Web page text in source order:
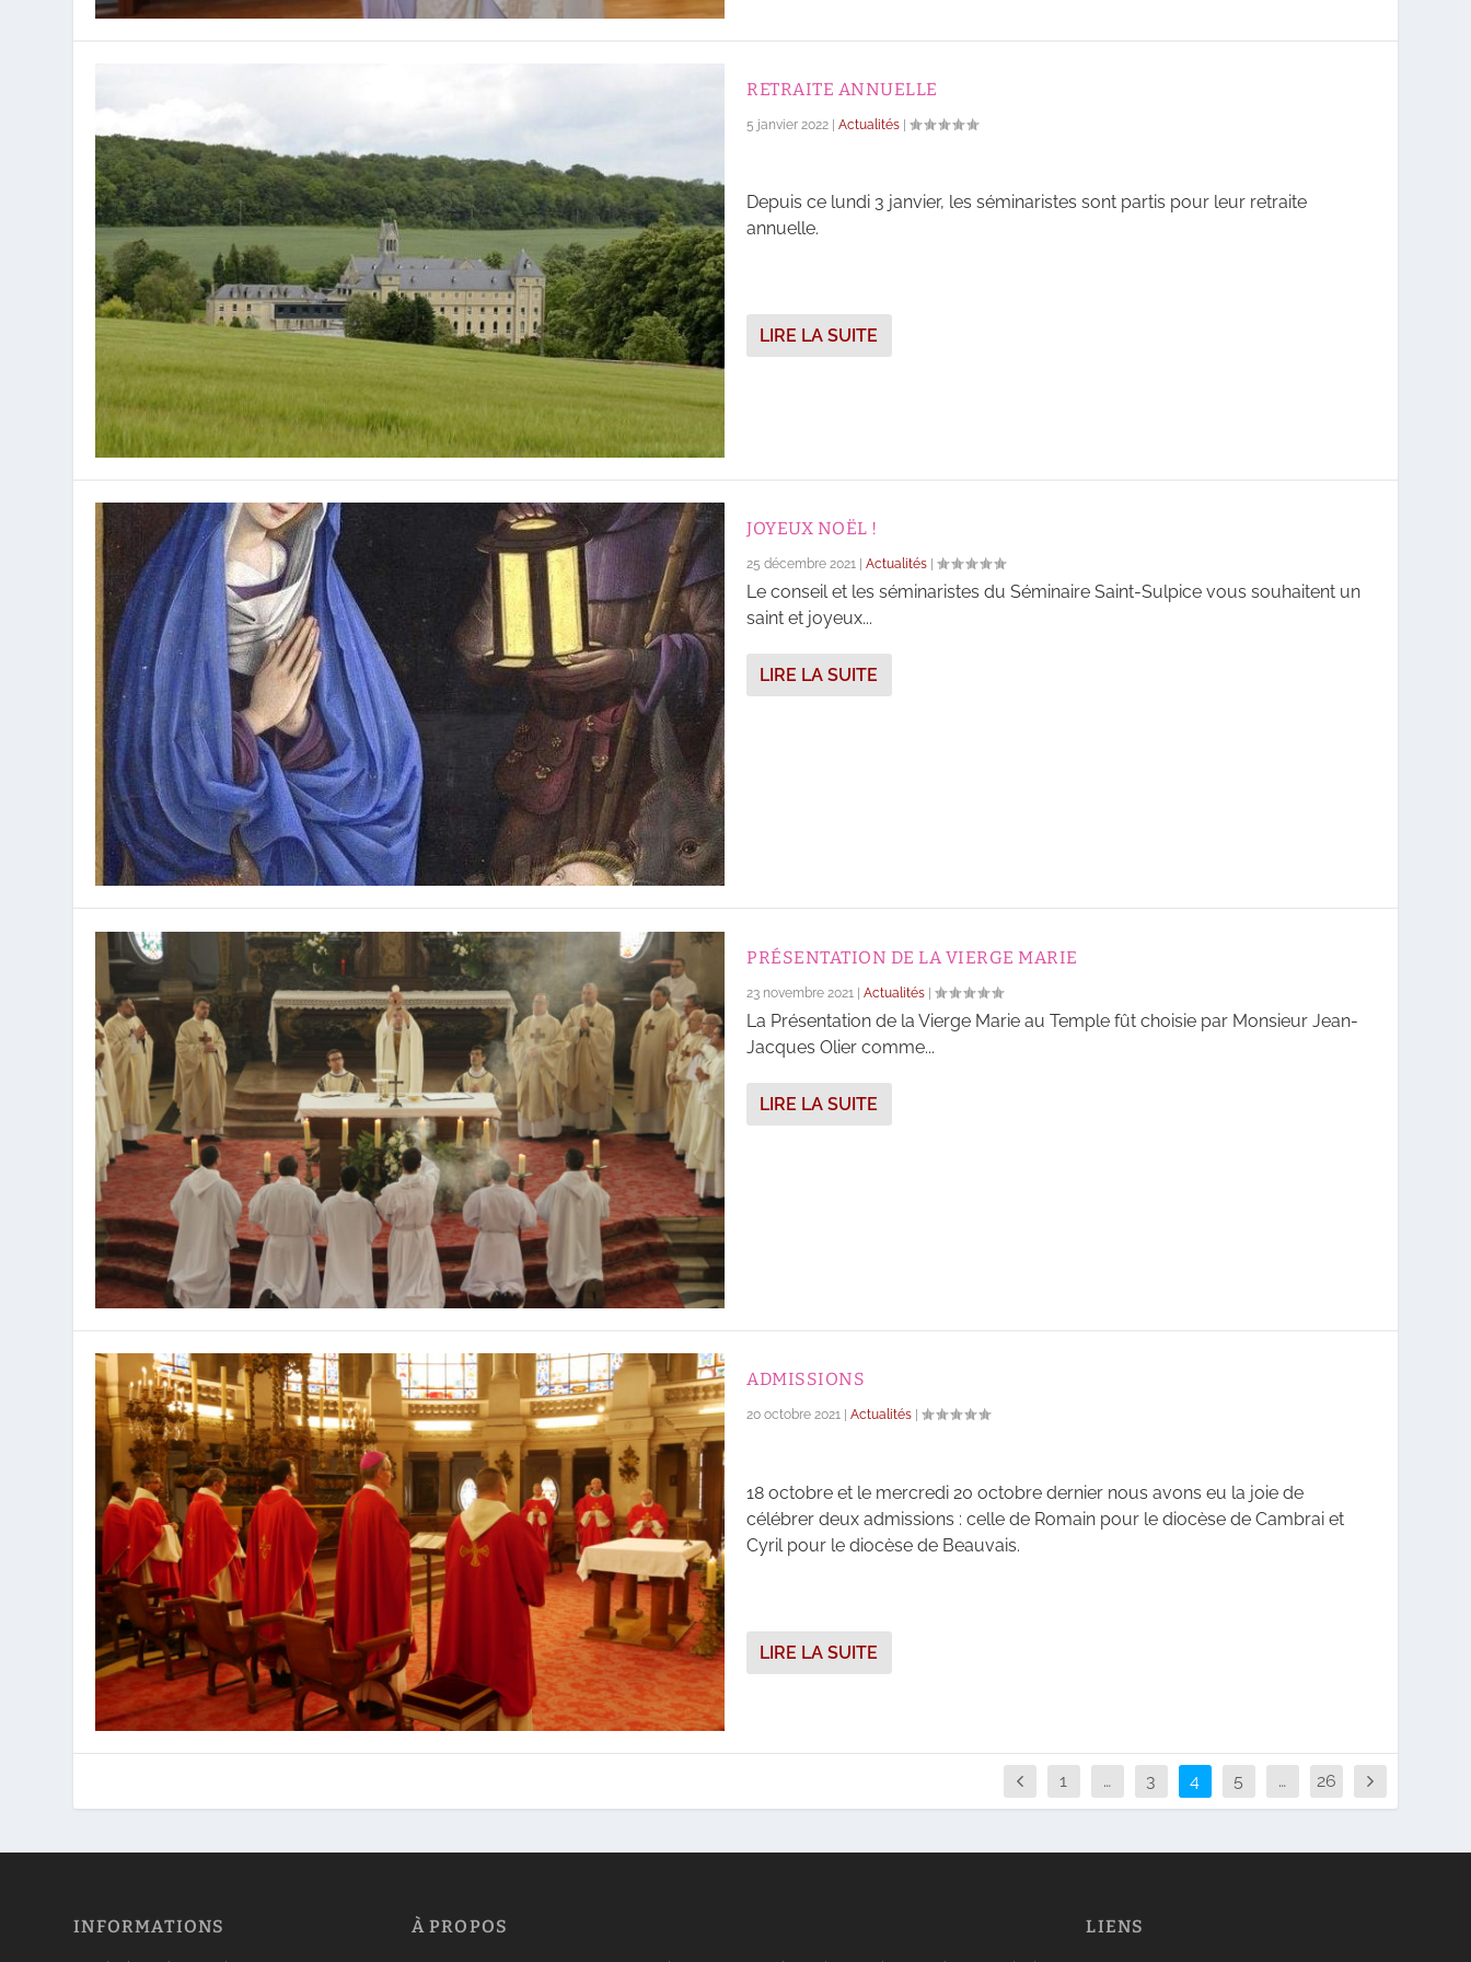
RETRAITE ANNUELLE
5 janvier 2022 | Actualités |
Depuis ce lundi 3 janvier, les séminaristes sont partis pour leur retraite
annuelle.
LIRE LA SUITE
JOYEUX NOËL !
25 décembre 2021 | Actualités |
Le conseil et les séminaristes du Séminaire Saint-Sulpice vous souhaitent un
saint et joyeux...
LIRE LA SUITE
PRÉSENTATION DE LA VIERGE MARIE
23 novembre 2021 | Actualités |
La Présentation de la Vierge Marie au Temple fût choisie par Monsieur Jean-
Jacques Olier comme...
LIRE LA SUITE
ADMISSIONS
20 octobre 2021 Actualités
18 octobre et le mercredi 20 octobre dernier nous avons eu la joie de
célébrer deux admissions : celle de Romain pour le diocèse de Cambrai et
Cyril pour le diocèse de Beauvais.
LIRE LA SUITE
1 … 3 4 5 … 26
INFORMATIONS À PROPOS LIENS